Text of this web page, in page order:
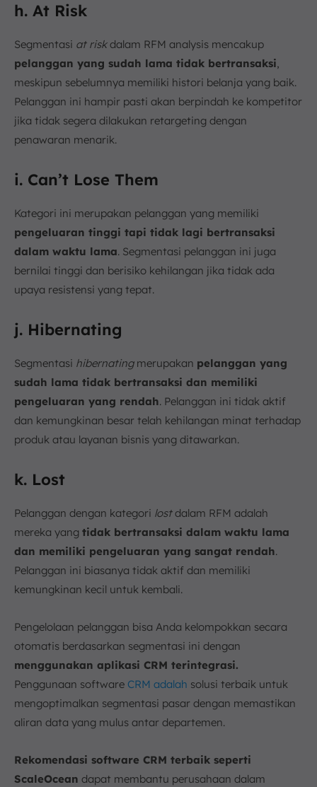
h. At Risk
Segmentasi at riskdalam RFM analysis mencakup
pelanggan yang sudah lama tidak bertransaksi,
meskipun sebelumnya memiliki histori belanja yang baik.
Pelanggan ini hampir pasti akan berpindah ke kompetitor
jika tidak segera dilakukan retargeting dengan
penawaran menarik.
i. Can’t Lose Them
Kategori ini merupakan pelanggan yang memiliki
pengeluaran tinggi tapi tidak lagi bertransaksi
dalam waktu lama. Segmentasi pelanggan ini juga
bernilai tinggi dan berisiko kehilangan jika tidak ada
upaya resistensi yang tepat.
j. Hibernating
Segmentasi hibernatingmerupakan pelanggan yang
sudah lama tidak bertransaksi dan memiliki
pengeluaran yang rendah. Pelanggan ini tidak aktif
dan kemungkinan besar telah kehilangan minat terhadap
produk atau layanan bisnis yang ditawarkan.
k. Lost
Pelanggan dengan kategori lostdalam RFM adalah
mereka yang tidak bertransaksi dalam waktu lama
dan memiliki pengeluaran yang sangat rendah.
Pelanggan ini biasanya tidak aktif dan memiliki
kemungkinan kecil untuk kembali.
Pengelolaan pelanggan bisa Anda kelompokkan secara
otomatis berdasarkan segmentasi ini dengan
menggunakan aplikasi CRM terintegrasi.
Penggunaan software CRM adalah solusi terbaik untuk
mengoptimalkan segmentasi pasar dengan memastikan
aliran data yang mulus antar departemen.
Rekomendasi software CRM terbaik seperti
ScaleOcean dapat membantu perusahaan dalam